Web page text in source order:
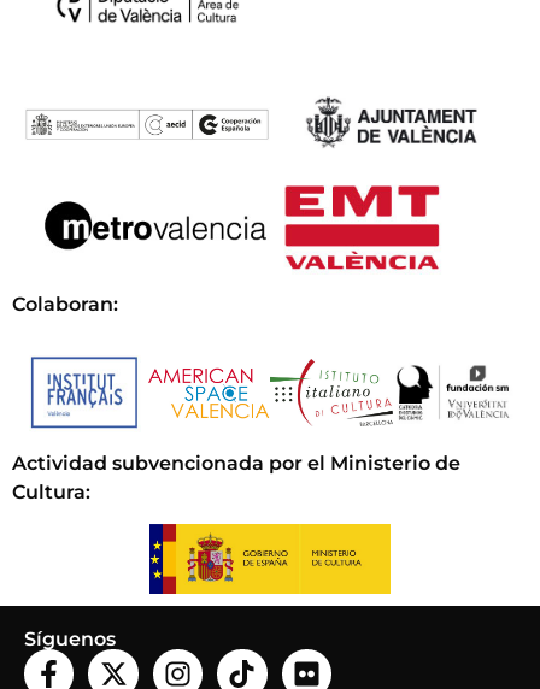
Colaboran:
Actividad subvencionada por el Ministerio de
Cultura:
Síguenos